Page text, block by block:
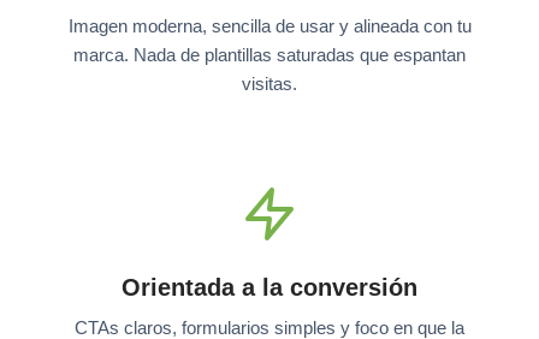
Imagen moderna, sencilla de usar y alineada con tu
marca. Nada de plantillas saturadas que espantan
visitas.
Orientada a la conversión
CTAs claros, formularios simples y foco en que la